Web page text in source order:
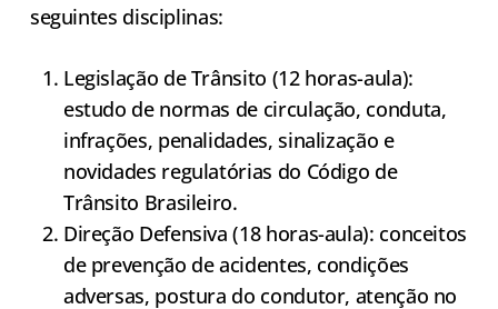
seguintes disciplinas:
Legislação de Trânsito (12 horas-aula):
estudo de normas de circulação, conduta,
infrações, penalidades, sinalização e
novidades regulatórias do Código de
Trânsito Brasileiro.
Direção Defensiva (18 horas-aula): conceitos
de prevenção de acidentes, condições
adversas, postura do condutor, atenção no